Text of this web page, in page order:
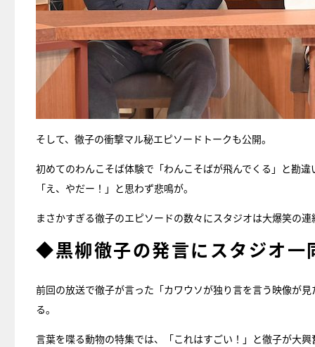
そして、徹子の衝撃マル秘エピソードトークも公開。
初めてのわんこそば体験で「わんこそばが飛んでくる」と勘
「え、やだー！」と思わず悲鳴が。
まさかすぎる徹子のエピソードの数々にスタジオは大爆笑の連
◆黒柳徹子の発言にスタジオ一
前回の放送で徹子が言った「カワウソが独り言を言う映像が
る。
言葉を喋る動物の特集では、「これはすごい！」と徹子が大